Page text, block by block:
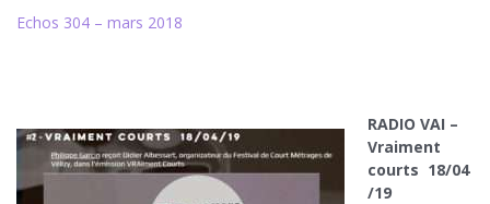
Echos 304 – mars 2018
RADIO VAI –
Vraiment
courts 18/04
/19